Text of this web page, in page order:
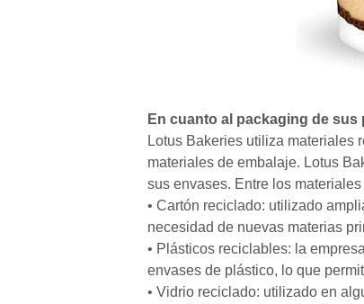
En cuanto al packaging de
Lotus Bakeries utiliza materiales
materiales de embalaje. Lotus
sus envases. Entre los
• Cartón reciclado: utilizado
necesidad de nuevas materias
• Plásticos reciclables: la
envases de plástico, lo que
• Vidrio reciclado: utilizado en